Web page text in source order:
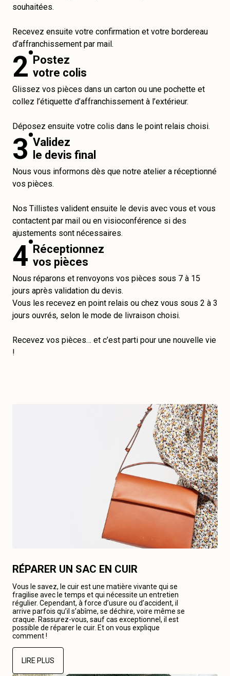
souhaitées.
Recevez ensuite votre confirmation et votre bordereau
d’affranchissement par mail.
2 Postez
votre colis
Glissez vos pièces dans un carton ou une pochette et
collez l’étiquette d’affranchissement à l’extérieur.
Déposez ensuite votre colis dans le point relais choisi.
3 Validez
le devis final
Nous vous informons dès que notre atelier a réceptionné
vos pièces.
Nos Tillistes valident ensuite le devis avec vous et vous
contactent par mail ou en visioconférence si des
ajustements sont nécessaires.
4 Réceptionnez
vos pièces
Nous réparons et renvoyons vos pièces sous 7 à 15
jours après validation du devis.
Vous les recevez en point relais ou chez vous sous 2 à 3
jours ouvrés, selon le mode de livraison choisi.
Recevez vos pièces… et c’est parti pour une nouvelle vie
!
RÉPARER UN SAC EN CUIR
Vous le savez, le cuir est une matière vivante qui se
fragilise avec le temps et qui nécessite un entretien
régulier. Cependant, à force d’usure ou d’accident, il
arrive parfois qu’il s’abîme, se déchire, voire même se
craque. Rassurez-vous, sauf cas exceptionnel, il est
possible de réparer le cuir. Et on vous explique
comment !
LIRE PLUS